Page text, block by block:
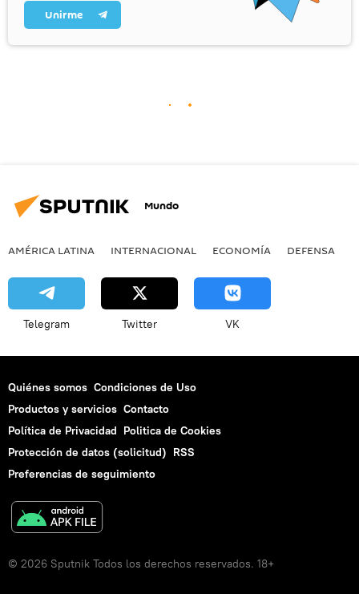
Unirme
Mundo
AMÉRICA LATINA INTERNACIONAL ECONOMÍA DEFENSA
Telegram Twitter VK
Quiénes somos Condiciones de Uso
Productos y servicios Contacto
Política de Privacidad Politica de Cookies
Protección de datos (solicitud) RSS
Preferencias de seguimiento
© 2026 Sputnik Todos los derechos reservados. 18+